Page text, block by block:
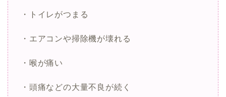
・トイレがつまる
・エアコンや掃除機が壊れる
・喉が痛い
・頭痛などの大量不良が続く